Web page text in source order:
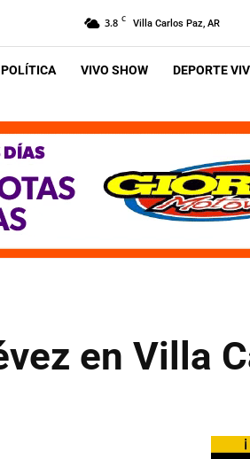
3.8 C Villa Carlos Paz, AR
POLÍTICA VIVO SHOW DEPORTE
en Villa